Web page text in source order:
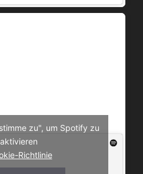
zu", um Spotify zu
aktivieren
Richtlinie